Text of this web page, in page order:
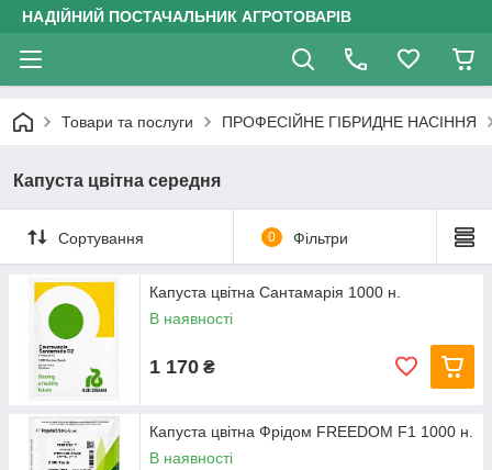
НАДІЙНИЙ ПОСТАЧАЛЬНИК АГРОТОВАРІВ
Товари та послуги ПРОФЕСІЙНЕ ГІБРИДНЕ НАСІННЯ
Капуста цвітна середня
Сортування 0 Фільтри
Капуста цвітна Сантамарія 1000 н.
В наявності
1 170 ₴
Капуста цвітна Фрідом FREEDOM F1 1000 н.
В наявності